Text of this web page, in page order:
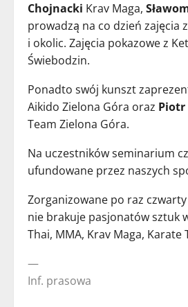
Chojnacki Krav Maga,
prowadzą na co dzień zajęcia
i okolic. Zajęcia pokazowe z
Świebodzin.
Ponadto swój kunszt
Aikido Zielona Góra oraz Piotr
Team Zielona Góra.
Na uczestników seminarium
ufundowane przez naszych
Zorganizowane po raz
nie brakuje pasjonatów sztuk
Thai, MMA, Krav Maga,
—
Inf. prasowa